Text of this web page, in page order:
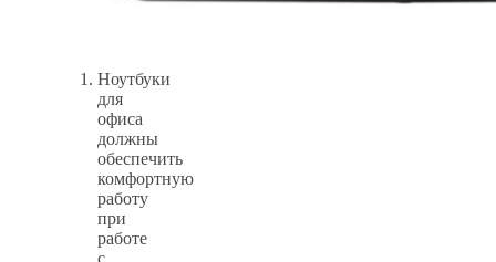
Ноутбуки
для
офиса
должны
обеспечить
комфортную
работу
при
работе
с